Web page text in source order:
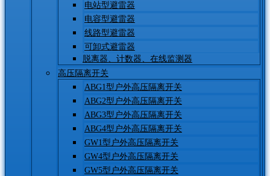
电站型避雷器
电容型避雷器
线路型避雷器
可卸式避雷器
脱离器、计数器、在线监测器
高压隔离开关
ABG1型户外高压隔离开关
ABG2型户外高压隔离开关
ABG3型户外高压隔离开关
ABG4型户外高压隔离开关
GW1型户外高压隔离开关
GW4型户外高压隔离开关
GW5型户外高压隔离开关